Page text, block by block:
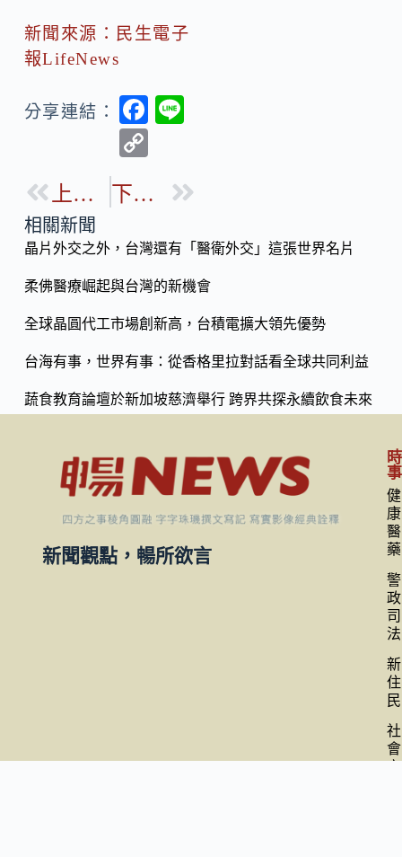
新聞來源：民生電子
報LifeNews
分享連結：
F
b
o
k
p
Li
n
k
上一篇 下一篇
相關新聞
晶片外交之外，台灣還有「醫衛外交」這張世界名片
柔佛醫療崛起與台灣的新機會
全球晶圓代工市場創新高，台積電擴大領先優勢
台海有事，世界有事：從香格里拉對話看全球共同利益
蔬食教育論壇於新加坡慈濟舉行 跨界共探永續飲食未來
新聞觀點，暢所欲言
時
事
健
康
醫
藥
警
政
司
法
新
住
民
社
會